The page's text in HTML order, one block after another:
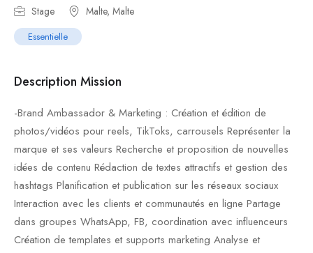
Stage Malte, Malte
Essentielle
Description Mission
-Brand Ambassador & Marketing : Création et édition de
photos/vidéos pour reels, TikToks, carrousels Représenter la
marque et ses valeurs Recherche et proposition de nouvelles
idées de contenu Rédaction de textes attractifs et gestion des
hashtags Planification et publication sur les réseaux sociaux
Interaction avec les clients et communautés en ligne Partage
dans groupes WhatsApp, FB, coordination avec influenceurs
Création de templates et supports marketing Analyse et